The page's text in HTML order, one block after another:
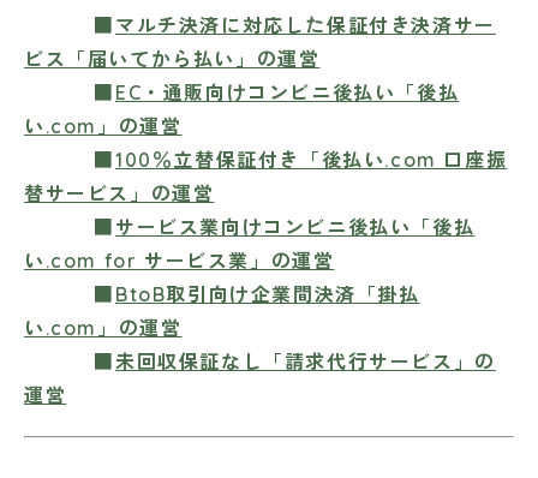
マルチ決済に対応した保証付き決済サー
ビス「届いてから払い」の運営
EC・通販向けコンビニ後払い「後払
い.com」の運営
100％立替保証付き「後払い.com 口座振
替サービス」の運営
サービス業向けコンビニ後払い「後払
い.com for サービス業」の運営
BtoB取引向け企業間決済「掛払
い.com」の運営
未回収保証なし「請求代行サービス」の
運営